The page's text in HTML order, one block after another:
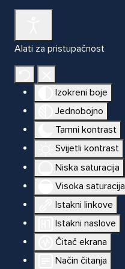
Alati za pristupačnost
Izokreni boje
Jednobojno
Tamni kontrast
Svijetli kontrast
Niska saturacija
Visoka saturacija
Istakni linkove
Istakni naslove
Čitač ekrana
Način čitanja